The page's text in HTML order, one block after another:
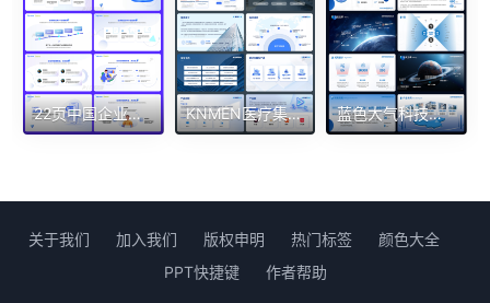
22页中国企业盛典大会零售大卖场清爽淡雅超实用商务PPT模板 KNMEN医疗集团高级数字化智慧医疗宣传PPT 蓝色大气科技制造航天通用企业宣传PPT
关于我们 加入我们 版权申明 热门标签
颜色大全
PPT快捷键
作者帮助